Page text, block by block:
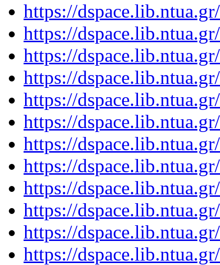
https://
https://
https://
https://
https://
https://
https://
https://
https://
https://
https://
https://